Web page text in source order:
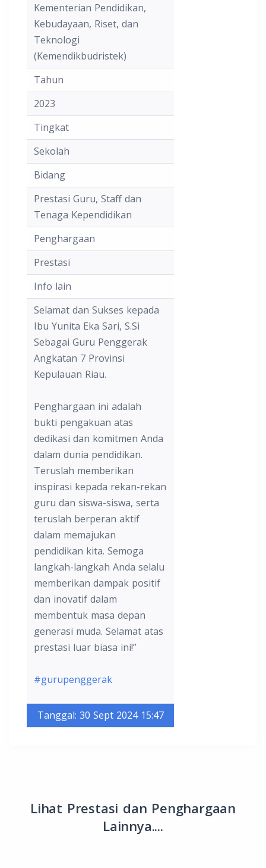
Kementerian Pendidikan,
Kebudayaan, Riset, dan
Teknologi
(Kemendikbudristek)
Tahun
2023
Tingkat
Sekolah
Bidang
Prestasi Guru, Staff dan
Tenaga Kependidikan
Penghargaan
Prestasi
Info lain
Selamat dan Sukses kepada
Ibu Yunita Eka Sari, S.Si
Sebagai Guru Penggerak
Angkatan 7 Provinsi
Kepulauan Riau.
Penghargaan ini adalah
bukti pengakuan atas
dedikasi dan komitmen Anda
dalam dunia pendidikan.
Teruslah memberikan
inspirasi kepada rekan-rekan
guru dan siswa-siswa, serta
teruslah berperan aktif
dalam memajukan
pendidikan kita. Semoga
langkah-langkah Anda selalu
memberikan dampak positif
dan inovatif dalam
membentuk masa depan
generasi muda. Selamat atas
prestasi luar biasa ini!”
#gurupenggerak
Tanggal: 30 Sept 2024 15:47
Lihat Prestasi dan Penghargaan
Lainnya....